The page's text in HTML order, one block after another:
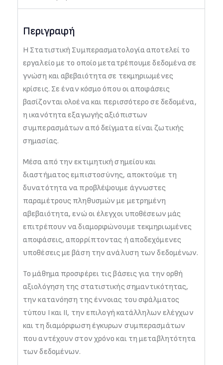
Περιγραφή
Η Στατιστική Συμπερασματολογία αποτελεί το
εργαλείο με το οποίο μετατρέπουμε δεδομένα σε
γνώση και αβεβαιότητα σε τεκμηριωμένες
κρίσεις. Σε έναν κόσμο όπου οι αποφάσεις
βασίζονται ολοένα και περισσότερο σε δεδομένα,
η ικανότητα εξαγωγής αξιόπιστων
συμπερασμάτων από δείγματα είναι ζωτικής
σημασίας.
Μέσα από την εκτιμητική σημείου και
διαστήματος εμπιστοσύνης, αποκτούμε τη
δυνατότητα να προβλέψουμε άγνωστες
παραμέτρους πληθυσμών με μετρημένη
αβεβαιότητα, ενώ οι έλεγχοι υποθέσεων μάς
επιτρέπουν να διαμορφώνουμε τεκμηριωμένες
αποφάσεις, απορρίπτοντας ή αποδεχόμενες
υποθέσεις με βάση την ανάλυση των δεδομένων.
Το μάθημα προσφέρει τις βάσεις για την ορθή
αξιολόγηση της στατιστικής σημαντικότητας,
την κατανόηση της έννοιας του σφάλματος
τύπου Ι και ΙΙ, την επιλογή κατάλληλων ελέγχων
και τη διαμόρφωση έγκυρων συμπερασμάτων
που αντέχουν στον χρόνο και τη μεταβλητότητα
των δεδομένων.